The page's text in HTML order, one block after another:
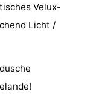
Velux-
Licht /